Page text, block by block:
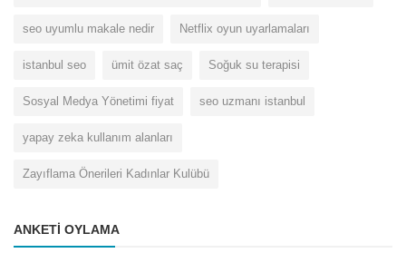
seo uyumlu makale nedir Netflix oyun uyarlamaları
istanbul seo ümit özat saç Soğuk su terapisi
Sosyal Medya Yönetimi fiyat seo uzmanı istanbul
yapay zeka kullanım alanları
Zayıflama Önerileri Kadınlar Kulübü
ANKETI OYLAMA